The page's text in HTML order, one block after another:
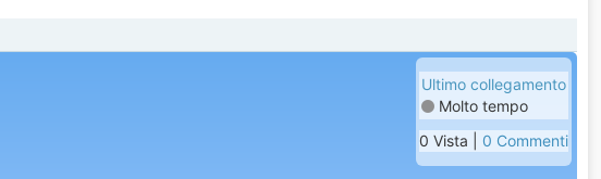
Ultimo collegamento
Molto tempo
0 Vista | 0 Commenti